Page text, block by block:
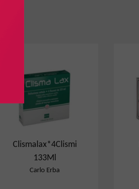
Clismalax*4Clismi
133Ml
Carlo Erba